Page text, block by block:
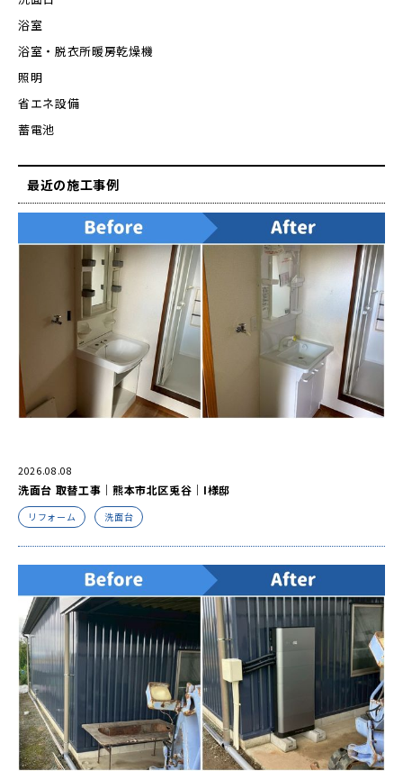
浴室
浴室・脱衣所暖房乾燥機
照明
省エネ設備
蓄電池
最近の施工事例
2026.08.08
洗面台 取替工事｜熊本市北区兎谷｜I様邸
リフォーム 洗面台